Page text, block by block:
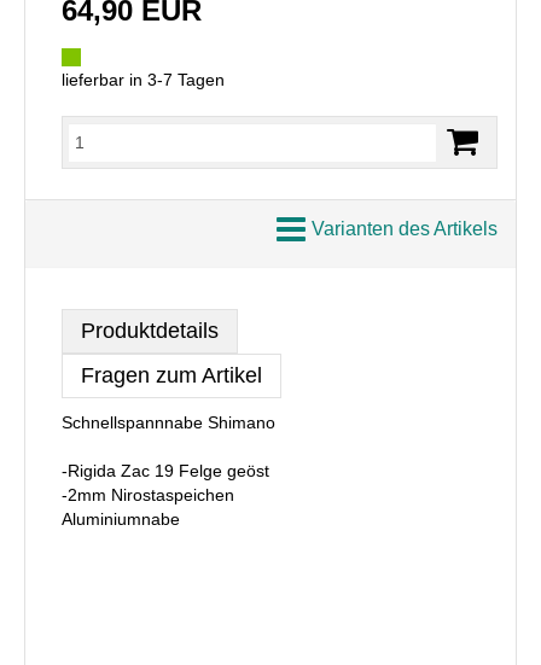
64,90 EUR
lieferbar in 3-7 Tagen
Varianten des Artikels
Produktdetails
Fragen zum Artikel
Schnellspannnabe Shimano
-Rigida Zac 19 Felge geöst
-2mm Nirostaspeichen
Aluminiumnabe